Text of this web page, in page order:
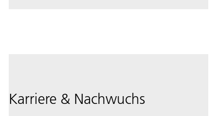
Karriere & Nachwuchs